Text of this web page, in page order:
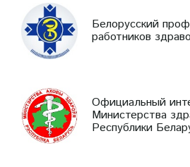
Белорусский
работников
Официальный
Министерства
Республики